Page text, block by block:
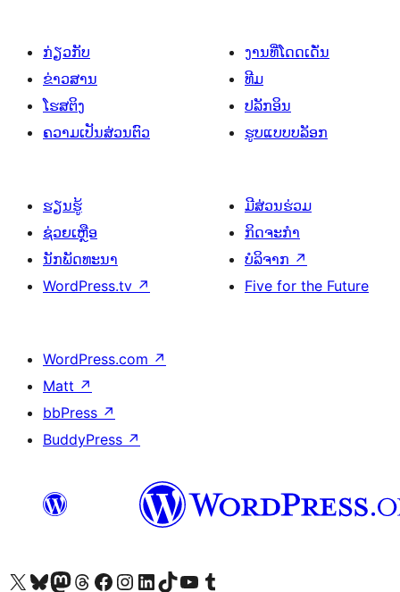
ກ່ຽວກັບ
ຂ່າວສານ
ໂຮສຕິງ
ຄວາມເປັນສ່ວນຕົວ
ງານທີ່ໂດດເດັ່ນ
ທີມ
ປລັກອິນ
ຮູບແບບບລັອກ
ຮຽນຮູ້
ຊ່ວຍເຫຼືອ
ນັກພັດທະນາ
WordPress.tv ↗
ມີສ່ວນຮ່ວມ
ກິດຈະກຳ
ບໍລິຈາກ ↗
Five for the Future
WordPress.com ↗
Matt ↗
bbPress ↗
BuddyPress ↗
ຢ້ຽມຊົມບັນຊີ X (ຊື່ເກົ່າ Twitter) ຂອງພວກເຮົາຢ້ຽມຊົມບັນຊີ Bluesky ຂອງພວກເຮົາຢ້ຽມຊົມບັນຊີ Mastodon ຂອງພວກເຮົາຢ້ຽມຊົມບັນຊີ Threads ຂອງພວກເຮົາຢ້ຽມຊົມໜ້າ Facebook ຂອງພວກເຮົາຢ້ຽມຊົມບັນຊີ Instagram ຂອງພວກເຮົາຢ້ຽມຊົມບັນຊີ LinkedIn ຂອງພວກເຮົາຢ້ຽມຊົມບັນຊີ TikTok ຂອງພວກເຮົາຢ້ຽມຊົມຊ່ອງ YouTube ຂອງພວກເຮົາຢ້ຽມຊົມບັນຊີ Tumblr ຂອງພວກເຮົາ